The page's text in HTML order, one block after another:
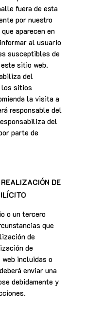
fuera de esta
por nuestro
aparecen en
al usuario
susceptibles de
sitio web.
del
los sitios
la visita a
responsable del
del
parte de
DE
o un tercero
que
de
de
incluidas o
enviar una
debidamente y